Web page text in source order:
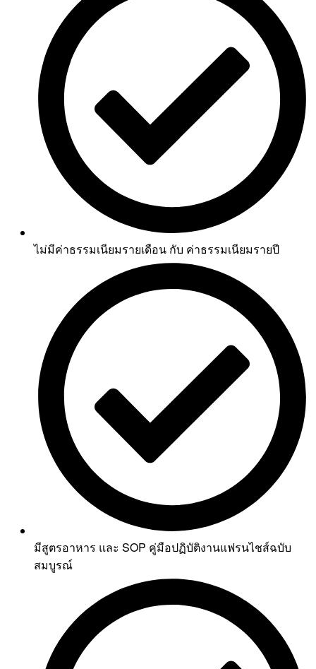
ไม่มีค่าธรรมเนียมรายเดือน กับ ค่าธรรมเนียมรายปี
มีสูตรอาหาร และ SOP คู่มือปฏิบัติงานแฟรนไชส์ฉบับ
สมบูรณ์